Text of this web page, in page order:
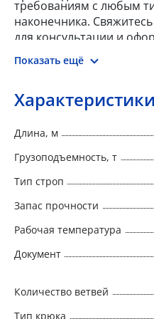
требованиям с любым
наконечника.
для консультации и
Показать ещё
Характеристики
Длина, м
Грузоподъемность, т
Тип строп
Запас прочности
Рабочая температура
Документ
Количество ветвей
Тип крюка